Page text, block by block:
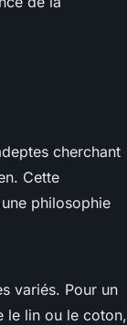
cherchant
Cette
philosophie
variés. Pour un
le lin ou le coton,